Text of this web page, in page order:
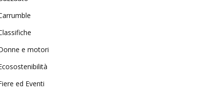
e motori
ed Eventi